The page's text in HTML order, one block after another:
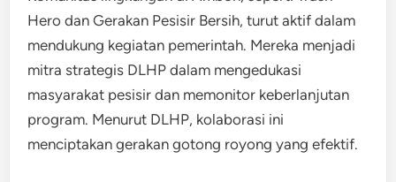
Hero dan Gerakan Pesisir Bersih, turut aktif dalam
mendukung kegiatan pemerintah. Mereka menjadi
mitra strategis DLHP dalam mengedukasi
masyarakat pesisir dan memonitor keberlanjutan
program. Menurut DLHP, kolaborasi ini
menciptakan gerakan gotong royong yang efektif.